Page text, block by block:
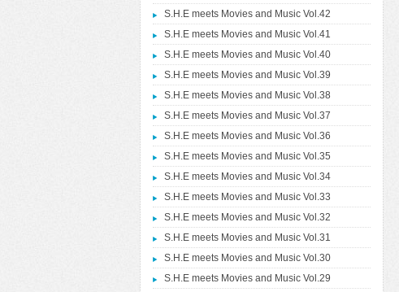
S.H.E meets Movies and Music Vol.42
S.H.E meets Movies and Music Vol.41
S.H.E meets Movies and Music Vol.40
S.H.E meets Movies and Music Vol.39
S.H.E meets Movies and Music Vol.38
S.H.E meets Movies and Music Vol.37
S.H.E meets Movies and Music Vol.36
S.H.E meets Movies and Music Vol.35
S.H.E meets Movies and Music Vol.34
S.H.E meets Movies and Music Vol.33
S.H.E meets Movies and Music Vol.32
S.H.E meets Movies and Music Vol.31
S.H.E meets Movies and Music Vol.30
S.H.E meets Movies and Music Vol.29